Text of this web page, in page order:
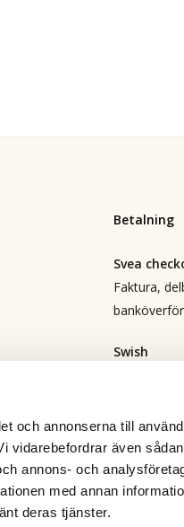
och annonserna till
vidarebefordrar även
annons- och
med annan
deras tjänster.
Betalning
Svea
Faktura,
Swish
DHL